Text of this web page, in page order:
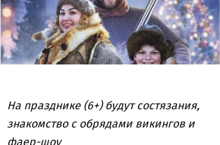
На празднике (6+) будут состязания,
знакомство с обрядами викингов и
фаер-шоу